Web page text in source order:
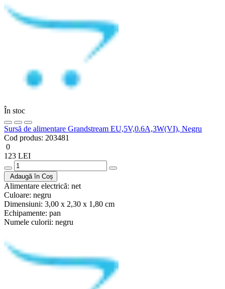
În stoc
Sursă de alimentare Grandstream EU,5V,0.6A,3W(VI), Negru
Cod produs: 203481
0
123 LEI
Adaugă în Coș
Alimentare electrică: net
Culoare: negru
Dimensiuni: 3,00 x 2,30 x 1,80 cm
Echipamente: pan
Numele culorii: negru